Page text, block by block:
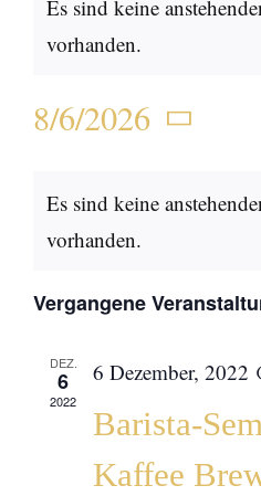
Es sind keine
vorhanden.
8/6/2026
wählen.
von
Veranstaltungen
Es sind keine
vorhanden.
Vergangene
DEZ.
6
2022
6 Dezember, 2022
Barista-
Kaffee